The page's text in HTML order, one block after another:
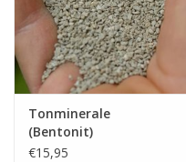
Tonminerale
(Bentonit)
€15,95